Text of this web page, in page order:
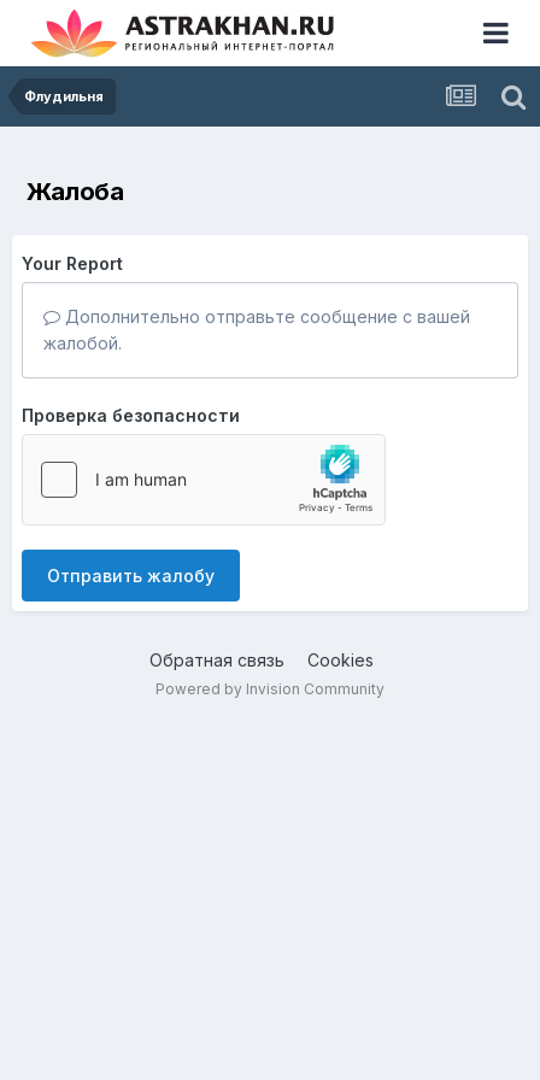
Флудильня
Жалоба
Your Report
Дополнительно отправьте сообщение с вашей
жалобой.
Проверка безопасности
Отправить жалобу
Обратная связь Cookies
Powered by Invision Community